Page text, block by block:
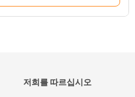
저희를 따르십시오